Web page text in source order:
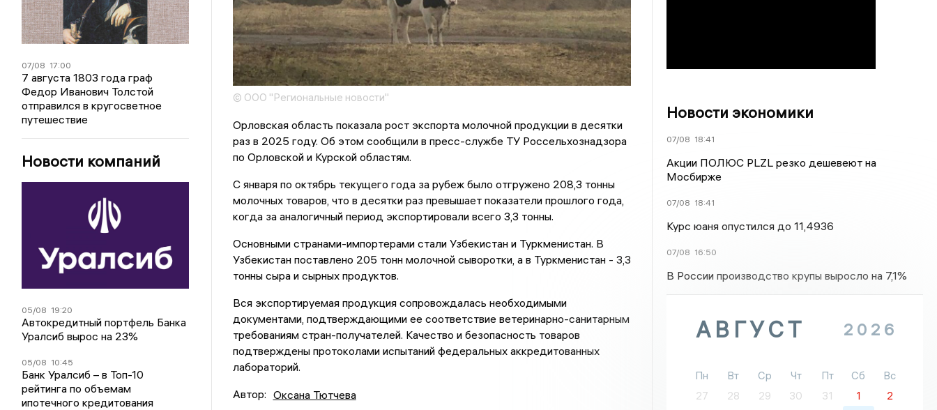
07/08 17:00
7 августа 1803 года граф
Федор Иванович Толстой
отправился в кругосветное
путешествие
Новости компаний
05/08 19:20
Автокредитный портфель Банка
Уралсиб вырос на 23%
05/08 10:45
Банк Уралсиб – в Топ-10
рейтинга по объемам
ипотечного кредитования
© ООО "Региональные новости"
Орловская область показала рост экспорта молочной продукции в десятки
раз в 2025 году. Об этом сообщили в пресс-службе ТУ Россельхознадзора
по Орловской и Курской областям.
С января по октябрь текущего года за рубеж было отгружено 208,3 тонны
молочных товаров, что в десятки раз превышает показатели прошлого года,
когда за аналогичный период экспортировали всего 3,3 тонны.
Основными странами-импортерами стали Узбекистан и Туркменистан. В
Узбекистан поставлено 205 тонн молочной сыворотки, а в Туркменистан - 3,3
тонны сыра и сырных продуктов.
Вся экспортируемая продукция сопровождалась необходимыми
документами, подтверждающими ее соответствие ветеринарно-санитарным
требованиям стран-получателей. Качество и безопасность товаров
подтверждены протоколами испытаний федеральных аккредитованных
лабораторий.
Автор: Оксана Тютчева
Новости экономики
07/08 18:41
Акции ПОЛЮС PLZL резко дешевеют на
Мосбирже
07/08 18:41
Курс юаня опустился до 11,4936
07/08 16:50
В России производство крупы выросло на 7,1%
АВГУСТ 2026
Пн Вт Ср Чт Пт Сб
Вс
27
28 29 30 31 1
2